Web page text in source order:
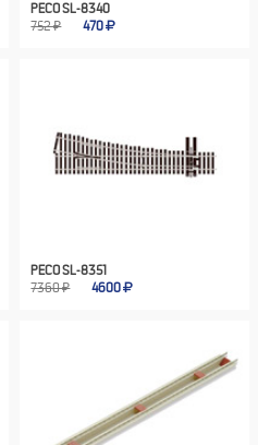
PECO SL-8340
752 ₽
470
PECO SL-8351
7360 ₽
4600